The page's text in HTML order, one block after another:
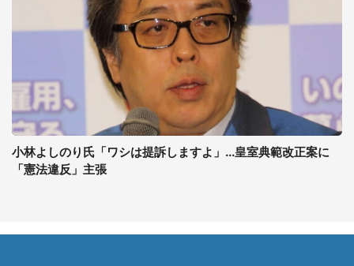
小林よしのり氏「ワシは提訴しますよ」...皇室典範改正案に
「憲法違反」主張